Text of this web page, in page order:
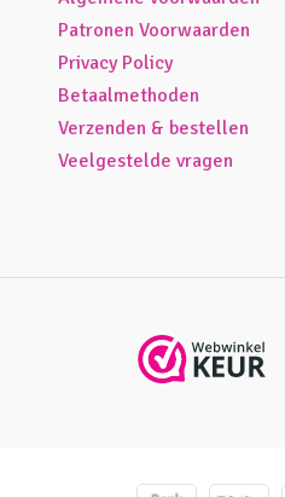
Patronen Voorwaarden
Privacy Policy
Betaalmethoden
Verzenden & bestellen
Veelgestelde vragen